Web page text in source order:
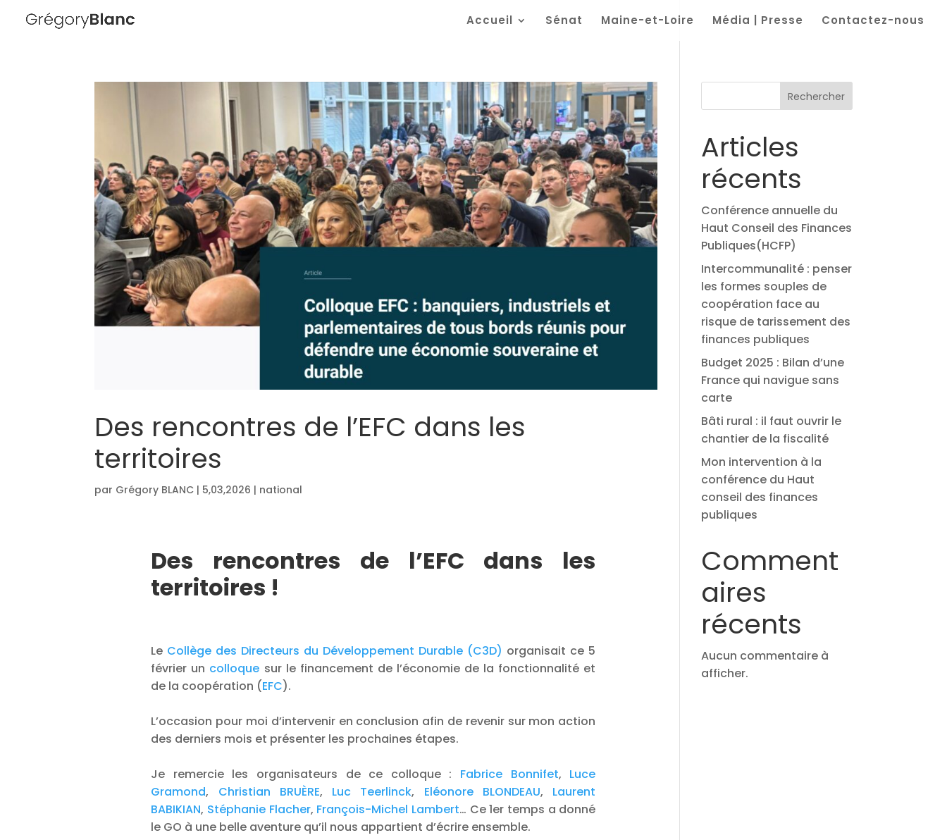
Accueil Sénat Maine-et-Loire Média | Presse Contactez-nous
Des rencontres de l’EFC dans les
territoires
par Grégory BLANC | 5,03,2026 | national
Des rencontres de l’EFC dans les
territoires !
Le Collège des Directeurs du Développement Durable (C3D) organisait ce 5
février un colloque sur le financement de l’économie de la fonctionnalité et
de la coopération (EFC).
L’occasion pour moi d’intervenir en conclusion afin de revenir sur mon action
des derniers mois et présenter les prochaines étapes.
Je remercie les organisateurs de ce colloque : Fabrice Bonnifet, Luce
Gramond, Christian BRUÈRE, Luc Teerlinck, Eléonore BLONDEAU,
Laurent
BABIKIAN, Stéphanie Flacher, François-Michel Lambert… Ce 1er temps a donné
le GO à une belle aventure qu’il nous appartient d’écrire ensemble.
Rechercher
Articles
récents
Conférence annuelle du
Haut Conseil des Finances
Publiques(HCFP)
Intercommunalité : penser
les formes souples de
coopération face au
risque de tarissement des
finances publiques
Budget 2025 : Bilan d’une
France qui navigue sans
carte
Bâti rural : il faut ouvrir le
chantier de la fiscalité
Mon intervention à la
conférence du Haut
conseil des finances
publiques
Comment
aires
récents
Aucun commentaire à
afficher.